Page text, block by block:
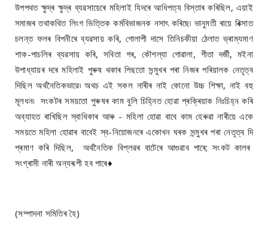
উপপথত ক্ষুদ্ৰ ক্ষুদ্ৰ ব্যৱসায়েৰে মহিলাই যিদৰে আধিপত্য বিস্তাৰ কৰিছিল, এয়াই
সমাজৰ তথাকথিত লিংগ ভিত্তিক কৰ্মবিভাজনক নসাৎ কৰিছে৷ ভানুমতী ৰায়ে ৰিক্সাত
চলন্ত ফলৰ বিপনীৰে ব্যৱসায় কৰি, গোলাপী দাসে তিনিচকীয়া ঠেলাত ভ্ৰাম্যমাণ
শাক-পাচলিৰ ব্যৱসায় কৰি, সবিতা গৰ, কৌশল্যা গোৱালা, গীতা দৰ্জী, মইনা
উপাধ্যায়ৰ দৰে মহিলাই পুৰুষ থকাৰ পিছতো সন্মুখৰ পৰা নিজৰ পৰিয়ালক নেতৃত্ব
দিছিল অৰ্থনৈতিকভাৱে৷ অথচ এই সকল নাৰীৰ নাই কোনো উচ্চ শিক্ষা, নাই বহু
মূলধন৷ সংকটৰ সময়তো পুৰুষৰ কাম বুলি চিহ্নিত হোৱা প্ৰক্ৰিয়াক নিঃচিহ্ন কৰি
অব্যাহত ৰাখিছিল স্বাধিকাৰ আৰু - মহিলা হোৱা বাবে কাম হেৰুৱা নাৰীয়ে একে
সময়তে মহিলা হোৱাৰ বাবেই স্ব-নিয়োজনৰে একোখন ঘৰক সন্মুখৰ পৰা নেতৃত্ব দি
প্ৰমাণ কৰি দিছিল, অৰ্থনৈতিক বিপ্লৱৰ বাটেৰে আগুৱাব পাৰে; সংকট কালৰ
সংগ্ৰামী নাৰী অন্যৰূপী হব পাৰে♦
(সম্পাদনা সমিতিৰ হৈ)